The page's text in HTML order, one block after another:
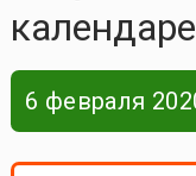
календаре
6 февраля